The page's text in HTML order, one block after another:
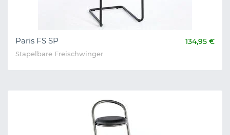
Paris FS SP 134,95 €
Stapelbare Freischwinger